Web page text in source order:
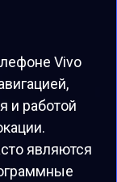
Vivo
и работой
являются